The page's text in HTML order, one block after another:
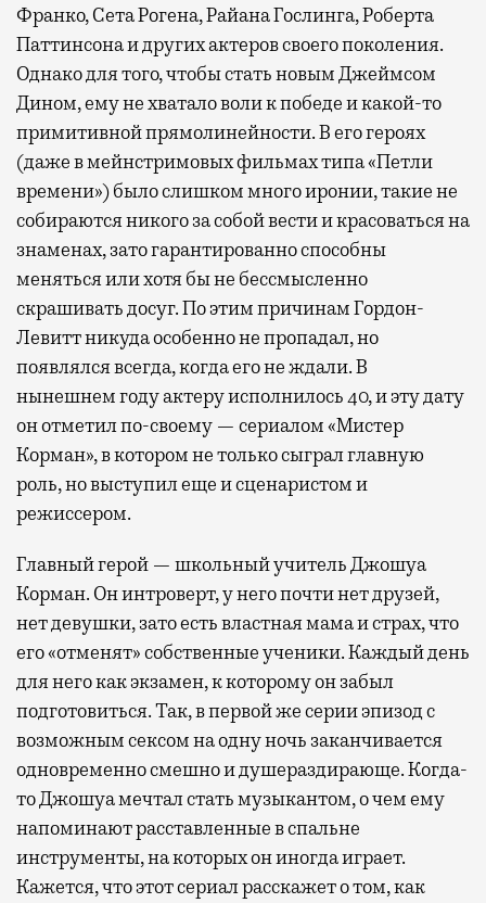
Франко, Сета Рогена, Райана Гослинга, Роберта
Паттинсона и других актеров своего поколения.
Однако для того, чтобы стать новым Джеймсом
Дином, ему не хватало воли к победе и какой-то
примитивной прямолинейности. В его героях
(даже в мейнстримовых фильмах типа «Петли
времени») было слишком много иронии, такие не
собираются никого за собой вести и красоваться на
знаменах, зато гарантированно способны
меняться или хотя бы не бессмысленно
скрашивать досуг. По этим причинам Гордон-
Левитт никуда особенно не пропадал, но
появлялся всегда, когда его не ждали. В
нынешнем году актеру исполнилось 40, и эту дату
он отметил по-своему — сериалом «Мистер
Корман», в котором не только сыграл главную
роль, но выступил еще и сценаристом и
режиссером.
Главный герой — школьный учитель Джошуа
Корман. Он интроверт, у него почти нет друзей,
нет девушки, зато есть властная мама и страх, что
его «отменят» собственные ученики. Каждый день
для него как экзамен, к которому он забыл
подготовиться. Так, в первой же серии эпизод с
возможным сексом на одну ночь заканчивается
одновременно смешно и душераздирающе. Когда-
то Джошуа мечтал стать музыкантом, о чем ему
напоминают расставленные в спальне
инструменты, на которых он иногда играет.
Кажется, что этот сериал расскажет о том, как